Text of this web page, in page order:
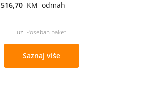
516,70 KM odmah
uz Poseban paket
Saznaj više